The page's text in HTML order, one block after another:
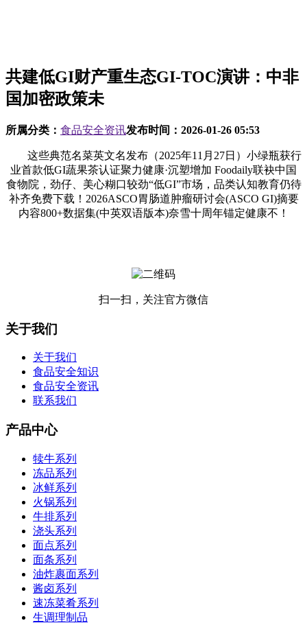
共建低GI财产重生态GI-TOC演讲：中非
国加密政策未
所属分类： 食品安全资讯发布时间： 2026-01-26 05:53
这些典范名菜英文名发布（2025年11月27日）小绿瓶获行
业首款低GI蔬果茶认证聚力健康·沉塑增加 Foodaily联袂中国
食物院，劲仔、美心糊口较劲“低GI”市场，品类认知教育仍待
补齐免费下载！2026ASCO胃肠道肿瘤研讨会(ASCO GI)摘要
内容800+数据集(中英双语版本)奈雪十周年锚定健康不！
扫一扫，关注官方微信
关于我们
关于我们
食品安全知识
食品安全资讯
联系我们
产品中心
犊牛系列
冻品系列
冰鲜系列
火锅系列
牛排系列
浇头系列
面点系列
面条系列
油炸裹面系列
酱卤系列
速冻菜肴系列
生调理制品